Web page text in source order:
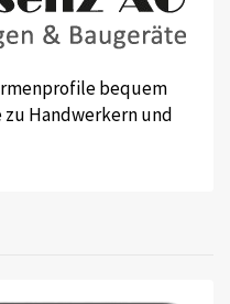
bequem
Handwerkern und